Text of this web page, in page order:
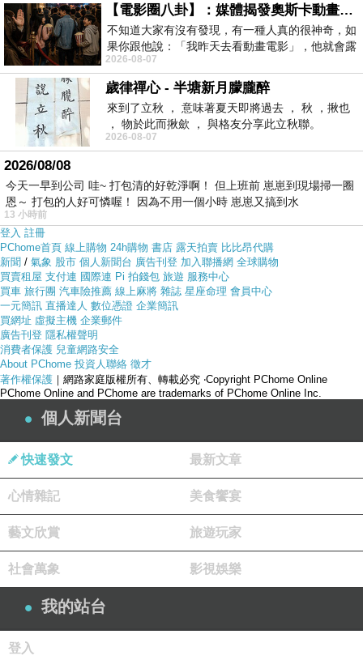
各大網路購物網為求有好業績都無所不用其極。因為momo
都有送300元或是500元的折價卷!所以我建議可以上momo
購物網來購買(
【麥雪爾】雙排釦蕾絲造型風衣外套(共兩
色) )
產品網址
【電影圈八卦】：媒體揭發奧斯卡動畫項目投票醜聞！好萊塢為什麼看不起動畫電影？
不知道大家有沒有發現，有一種人真的很神奇，如
果你跟他說：「我昨天去看動畫電影」，他就會露
出一種慈祥的微笑，然後問你是不是陪小
2026-08-07
歲律禪心 - 半塘新月朦朧醉
來到了立秋 ， 意味著夏天即將過去 ， 秋 ，揪也
， 物於此而揪歛 ， 與格友分享此立秋聯。
2026-08-07
2026/08/08
今天一早到公司 哇~ 打包清的好乾淨啊！ 但上班前 崽崽到現場掃一圈
恩～ 打包的人好可憐喔！ 因為不用一個小時 崽崽又搞到水
13 小時前
登入 註冊
PChome首頁 線上購物 24h購物 書店 露天拍賣 比比昂代購
新聞 / 氣象 股市 個人新聞台 廣告刊登 加入聯播網 全球購物
買賣租屋 支付連 國際連 Pi 拍錢包 旅遊 服務中心
買車 旅行團 汽車險推薦 線上麻將 雜誌 星座命理 會員中心
一元簡訊 直播達人 數位憑證 企業簡訊
買網址 虛擬主機 企業郵件
廣告刊登 隱私權聲明
消費者保護 兒童網路安全
About PChome 投資人聯絡 徵才
著作權保護 ｜網路家庭版權所有、轉載必究 ‧Copyright PChome Online
PChome Online and PChome are trademarks of PChome Online Inc.
個人新聞台
快速發文 最新文章
心情雜記 美食饗宴
藝文欣賞 旅遊玩家
社會萬象 影視娛樂
我的站台
登入